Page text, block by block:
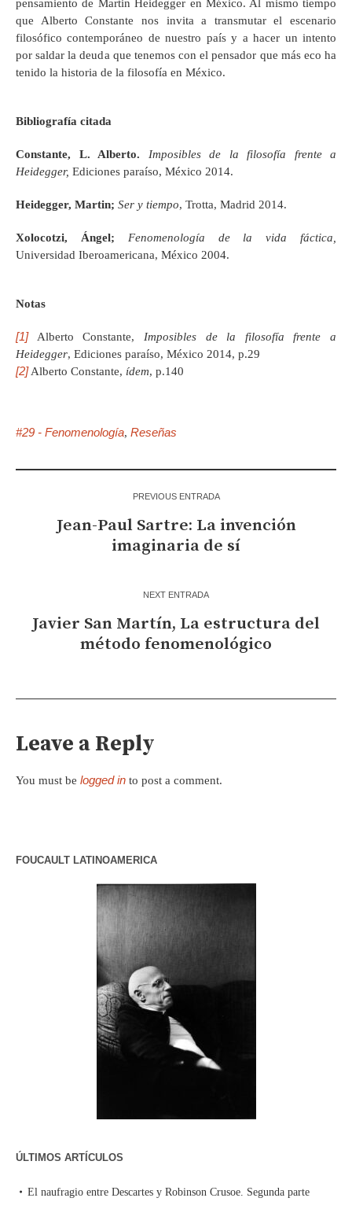
pensamiento de Martin Heidegger en México. Al mismo tiempo
que Alberto Constante nos invita a transmutar el escenario
filosófico contemporáneo de nuestro país y a hacer un intento
por saldar la deuda que tenemos con el pensador que más eco ha
tenido la historia de la filosofía en México.
Bibliografía citada
Constante, L. Alberto. Imposibles de la filosofía frente a
Heidegger, Ediciones paraíso, México 2014.
Heidegger, Martin; Ser y tiempo, Trotta, Madrid 2014.
Xolocotzi, Ángel; Fenomenología de la vida fáctica,
Universidad Iberoamericana, México 2004.
Notas
[1]Alberto Constante, Imposibles de la filosofía frente a
Heidegger, Ediciones paraíso, México 2014, p.29
[2]Alberto Constante, ídem, p.140
#29 - Fenomenología, Reseñas
PREVIOUS ENTRADA
Jean-Paul Sartre: La invención
imaginaria de sí
NEXT ENTRADA
Javier San Martín, La estructura del
método fenomenológico
Leave a Reply
You must be logged in to post a comment.
FOUCAULT LATINOAMERICA
ÚLTIMOS ARTÍCULOS
El naufragio entre Descartes y Robinson Crusoe. Segunda parte